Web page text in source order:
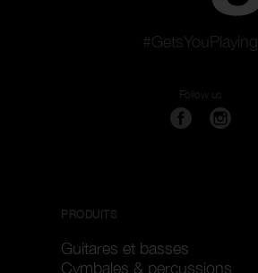
#GetsYouPlaying
Follow us
PRODUITS
Guitares et basses
Cymbales & percussions